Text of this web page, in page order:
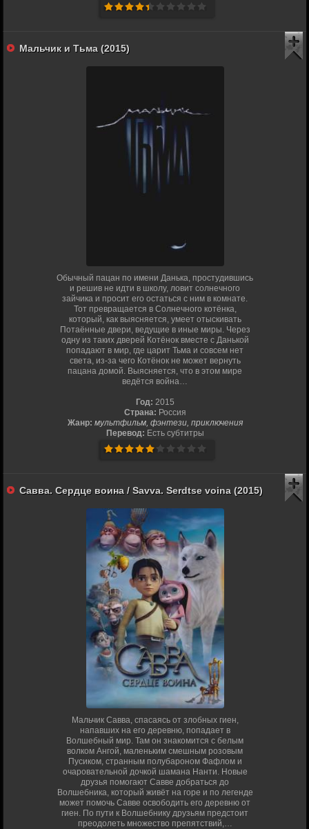
Мальчик и Тьма (2015)
Обычный пацан по имени Данька, простудившись
и решив не идти в школу, ловит солнечного
зайчика и просит его остаться с ним в комнате.
Тот превращается в Солнечного котёнка,
который, как выясняется, умеет отыскивать
Потаённые двери, ведущие в иные миры. Через
одну из таких дверей Котёнок вместе с Данькой
попадают в мир, где царит Тьма и совсем нет
света, из-за чего Котёнок не может вернуть
пацана домой. Выясняется, что в этом мире
ведётся война…
Год: 2015
Страна: Россия
Жанр: мультфильм, фэнтези, приключения
Перевод: Есть субтитры
Савва. Сердце воина / Savva. Serdtse voina (2015)
Мальчик Савва, спасаясь от злобных гиен,
напавших на его деревню, попадает в
Волшебный мир. Там он знакомится с белым
волком Ангой, маленьким смешным розовым
Пусиком, странным полубароном Фафлом и
очаровательной дочкой шамана Нанти. Новые
друзья помогают Савве добраться до
Волшебника, который живёт на горе и по легенде
может помочь Савве освободить его деревню от
гиен. По пути к Волшебнику друзьям предстоит
преодолеть множество препятствий,…